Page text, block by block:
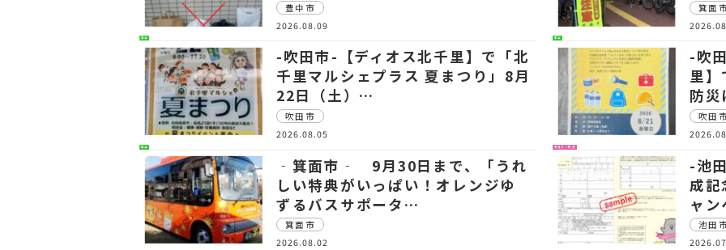
生活
豊中市
2026.08.09
生活
箕面
生活
-吹田市-【ディオス北千里】で「北
千里マルシェプラス 夏まつり」8月
22日（土）…
吹田市
2026.08.05
子育て・教育
-吹
里
防
吹田
‐箕面市‐ 9月30日まで、「うれ
しい特典がいっぱい！オレンジゆ
ずるバスサポータ…
箕面市
2026.08.02
-池
成記
ャン
池田